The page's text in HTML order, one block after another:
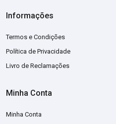
Informações
Termos e Condições
Política de Privacidade
Livro de Reclamações
Minha Conta
Minha Conta